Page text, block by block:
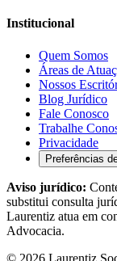
Institucional
Quem Somos
Áreas de
Nossos
Blog Jurídico
Fale Conosco
Trabalhe
Privacidade
Preferências
Aviso jurídico:
substitui consulta
Laurentiz atua em
Advocacia.
© 2026 Laurentiz